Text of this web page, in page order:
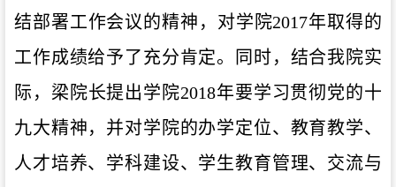
结部署工作会议的精神， 对学院2017年取得的
工作成绩给予了充分肯定。 同时， 结合我院实
际，梁 院长提出学院2018年要学习贯彻党的十
九大精神， 并对学院的办学定位、教育教学、
人才培养、学科建设、学生教育管理、交流与